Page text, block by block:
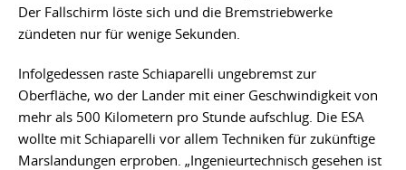
Der Fallschirm löste sich und die Bremstriebwerke
zündeten nur für wenige Sekunden.
Infolgedessen raste Schiaparelli ungebremst zur
Oberfläche, wo der Lander mit einer Geschwindigkeit von
mehr als 500 Kilometern pro Stunde aufschlug. Die ESA
wollte mit Schiaparelli vor allem Techniken für zukünftige
Marslandungen erproben. „Ingenieurtechnisch gesehen ist